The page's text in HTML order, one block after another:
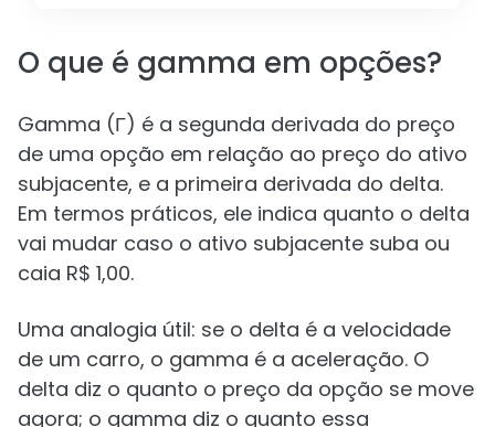
O que é gamma em opções?
Gamma (Γ) é a segunda derivada do preço
de uma opção em relação ao preço do ativo
subjacente, e a primeira derivada do delta.
Em termos práticos, ele indica quanto o delta
vai mudar caso o ativo subjacente suba ou
caia R$ 1,00.
Uma analogia útil: se o delta é a velocidade
de um carro, o gamma é a aceleração. O
delta diz o quanto o preço da opção se move
agora; o gamma diz o quanto essa